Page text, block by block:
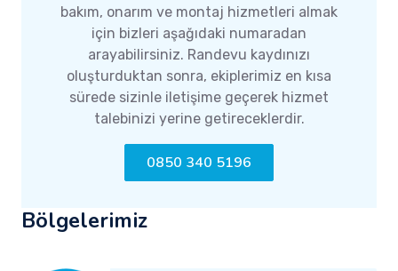
bakım, onarım ve montaj hizmetleri almak
için bizleri aşağıdaki numaradan
arayabilirsiniz. Randevu kaydınızı
oluşturduktan sonra, ekiplerimiz en kısa
sürede sizinle iletişime geçerek hizmet
talebinizi yerine getireceklerdir.
0850 340 5196
Bölgelerimiz